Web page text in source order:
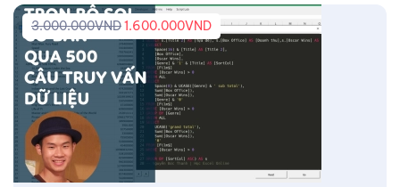
3.000.000VND1.600.000VND